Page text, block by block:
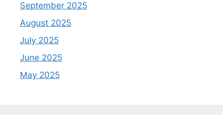
September 2025
August 2025
July 2025
June 2025
May 2025